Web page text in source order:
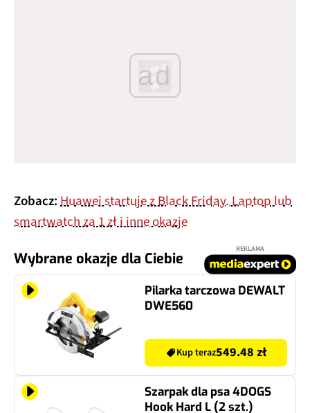
ad
Zobacz: Huawei startuje z Black Friday. Laptop lub
smartwatch za 1 zł i inne okazje
Wybrane okazje dla Ciebie
Pilarka tarczowa DEWALT
DWE560
Kup teraz 549.48 zł
Szarpak dla psa 4DOGS
Hook Hard L (2 szt.)